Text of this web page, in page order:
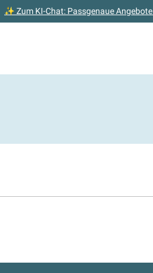
✨ Zum KI-Chat: Passgenaue